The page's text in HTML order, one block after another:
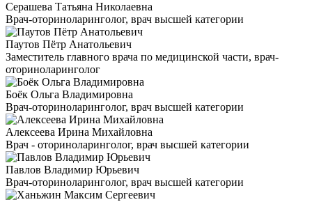
Серашева Татьяна Николаевна
Врач-оториноларинголог, врач высшей категории
Паутов Пётр Анатольевич
Заместитель главного врача по медицинской части, врач-
оториноларинголог
Боёк Ольга Владимировна
Врач-оториноларинголог, врач высшей категории
Алексеева Ирина Михайловна
Врач - оториноларинголог, врач высшей категории
Павлов Владимир Юрьевич
Врач-оториноларинголог, врач высшей категории